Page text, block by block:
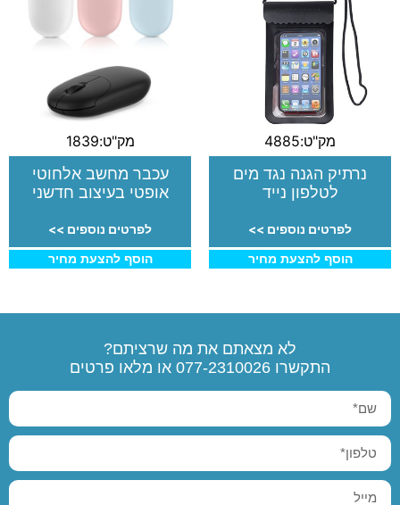
מק"ט:4885
נרתיק הגנה נגד מים
לטלפון נייד
לפרטים נוספים >>
הוסף להצעת מחיר
מק"ט:1839
עכבר מחשב אלחוטי
אופטי בעיצוב חדשני
לפרטים נוספים >>
הוסף להצעת מחיר
לא מצאתם את מה שרציתם?
התקשרו 077-2310026 או מלאו פרטים